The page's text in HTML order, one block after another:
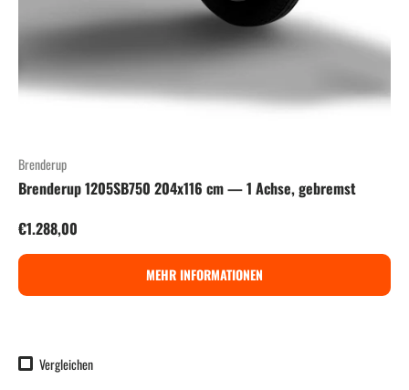
Brenderup
Brenderup 1205SB750 204x116 cm — 1 Achse, gebremst
Normaler Preis
€1.288,00
MEHR INFORMATIONEN
Vergleichen